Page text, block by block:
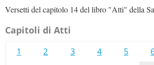
Versetti del capitolo 14 del libro "Atti" della
Capitoli di Atti
1 2 3 4 5